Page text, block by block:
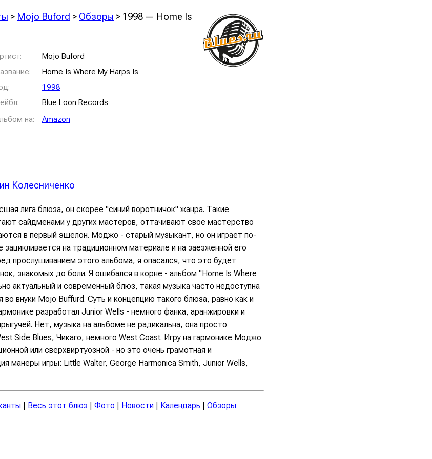
> Mojo Buford > Обзоры > 1998 — Home Is
Mojo Buford
Home Is Where My Harps Is
1998
Blue Loon Records
на:
Amazon
Колесниченко
лига блюза, он скорее "синий воротничок" жанра. Такие
сайдменами у других мастеров, оттачивают свое мастерство
в первый эшелон. Моджо - старый музыкант, но он играет по-
на традиционном материале и на заезженной его
прослушиванием этого альбома, я опасался, что это будет
знакомых до боли. Я ошибался в корне - альбом "Home Is Where
актуальный и современный блюз, такая музыка часто недоступна
внуки Mojo Buffurd. Суть и концепцию такого блюза, равно как и
разработал Junior Wells - немного фанка, аранжировки и
Нет, музыка на альбоме не радикальна, она просто
Side Blues, Чикаго, немного West Coast. Игру на гармонике Моджо
или сверхвиртуозной - но это очень грамотная и
манеры игры: Little Walter, George Harmonica Smith, Junior Wells,
Весь этот блюз Фото Новости Календарь Обзоры